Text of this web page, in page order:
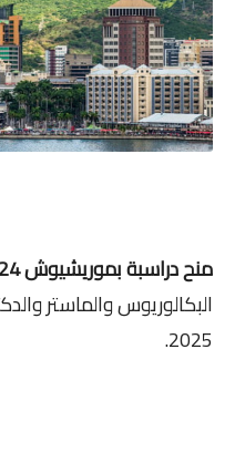
منح دراسبة بموريشيوش 2024-2025:
2025.